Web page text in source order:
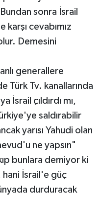
sonra İsrail
karşı cevabımız
Demesini
generallere
Türk Tv. kanallarında
İsrail çıldırdı mı,
saldırabilir
yarısı Yahudi olan
ne yapsın"
bunlara demiyor ki
İsrail'e güç
durduracak